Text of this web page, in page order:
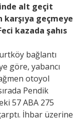
alt geçit
geçmeye
kazada şahıs
bağlantı
göre, yabancı
otoyol
Pendik
57 ABA 275
İhbar üzerine